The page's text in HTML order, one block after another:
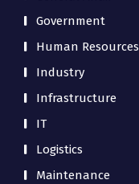
Government
Human Resources
Industry
Infrastructure
IT
Logistics
Maintenance